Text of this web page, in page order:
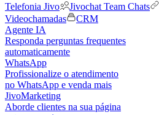
Telefonia Jivo
Jivochat Team Chats
Videochamadas
CRM
Agente IA
Responda perguntas frequentes
automaticamente
WhatsApp
Profissionalize o atendimento
no WhatsApp e venda mais
JivoMarketing
Aborde clientes na sua página